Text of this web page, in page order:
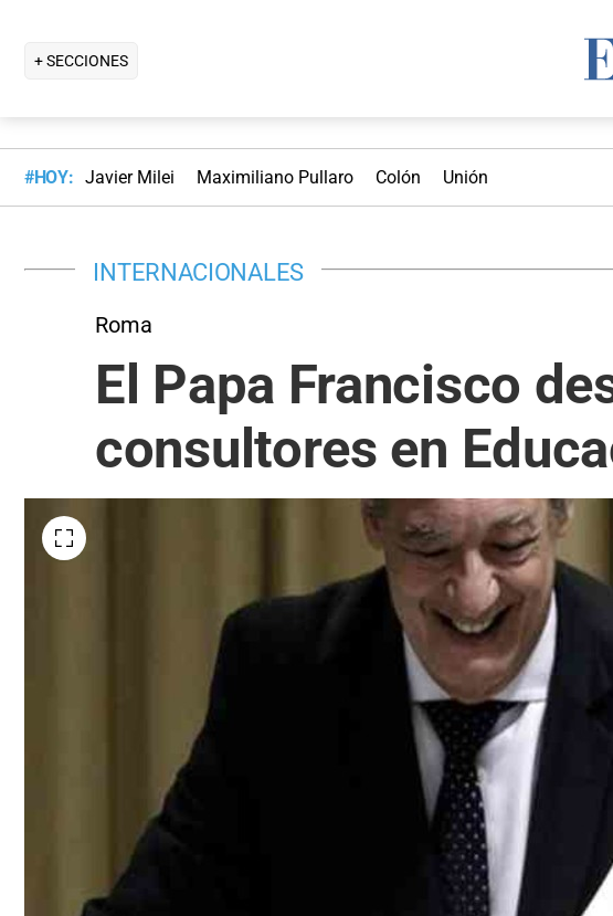
+ SECCIONES
#HOY: Javier Milei Maximiliano Pullaro Colón Unión
INTERNACIONALES
Roma
El Papa Francisco
consultores en